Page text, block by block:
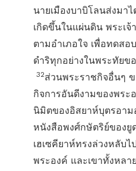
นายเมืองบาบิโลนส่งมา
เกิดขึ้นในแผ่นดิน พระเจ้
ตามอำเภอใจ เพื่อทดสอ
ดำริทุกอย่างในพระทัยข
32ส่วนพระราชกิจอื่นๆ ข
กิจการอันดีงามของพร
นิมิตของอิสยาห์บุตรอาม
หนังสือพงศ์กษัตริย์ของยู
เฮเซคียาห์ทรงล่วงหลับ
พระองค์ และเขาทั้งหล